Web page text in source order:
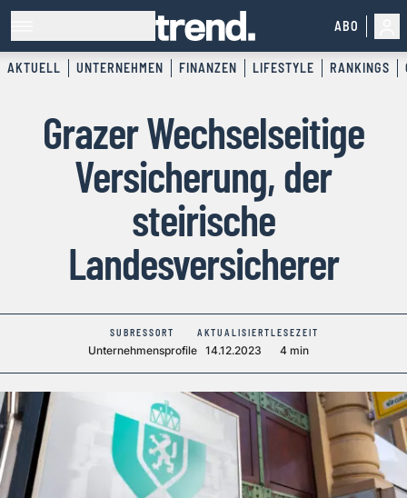
ABO
AKTUELL UNTERNEHMEN FINANZEN LIFESTYLE RANKINGS
Grazer Wechselseitige
Versicherung, der
steirische
Landesversicherer
SUBRESSORT
Unternehmensprofile
AKTUALISIERT
14.12.2023
LESEZEIT
4 min